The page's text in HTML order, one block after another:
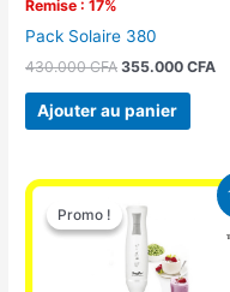
Remise : 17%
Pack Solaire 380
430.000CFA 355.000CFA
Ajouter au panier
Promo !
Promo !
Le
prix
initial
était :
12.900 CFA.
Le